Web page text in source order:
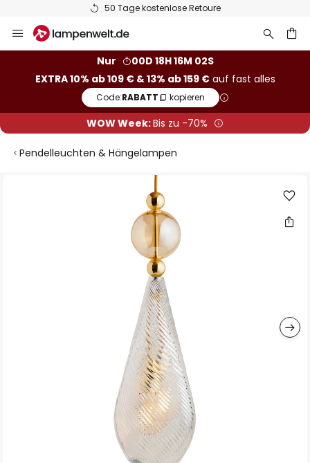
50 Tage kostenlose Retoure
Inhalt
Nur
00D 18H 16M 01S
EXTRA 10% ab 109 € & 13% ab 159 €auf fast alles
Code:RABATT kopieren
WOW Week:Bis zu -70%
Pendelleuchten & Hängelampen